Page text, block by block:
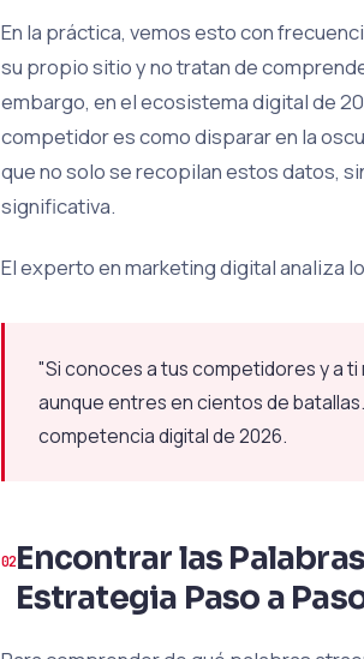
En la práctica, vemos esto con
su propio sitio y no tratan de
embargo, en el ecosistema digital de
competidor es como disparar en la
que no solo se recopilan estos datos,
significativa.
El experto en marketing digital analiza
"Si conoces a tus competidores y a
aunque entres en cientos de
competencia digital de 2026.
Encontrar las
Estrategia Paso a